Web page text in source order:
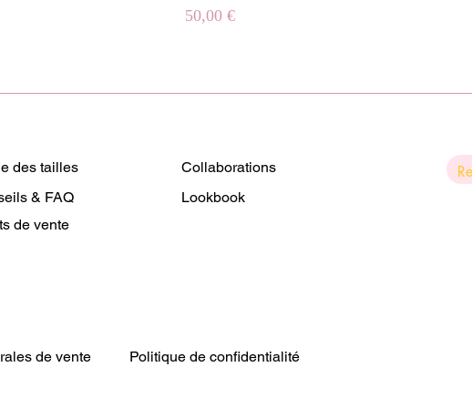
Prix
50,00 €
des tailles
& FAQ
de vente
Collaborations
Lookbook
de vente Politique de confidentialité